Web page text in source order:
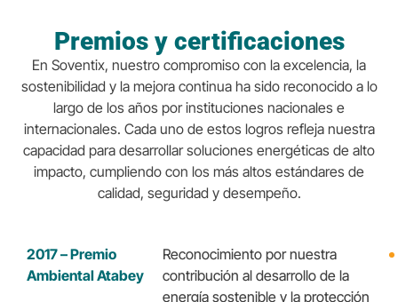
Premios y certificaciones
En Soventix, nuestro compromiso con la excelencia, la
sostenibilidad y la mejora continua ha sido reconocido a lo
largo de los años por instituciones nacionales e
internacionales. Cada uno de estos logros refleja nuestra
capacidad para desarrollar soluciones energéticas de alto
impacto, cumpliendo con los más altos estándares de
calidad, seguridad y desempeño.
2017 – Premio
Ambiental Atabey
Reconocimiento por nuestra
contribución al desarrollo de la
energía sostenible y la protección